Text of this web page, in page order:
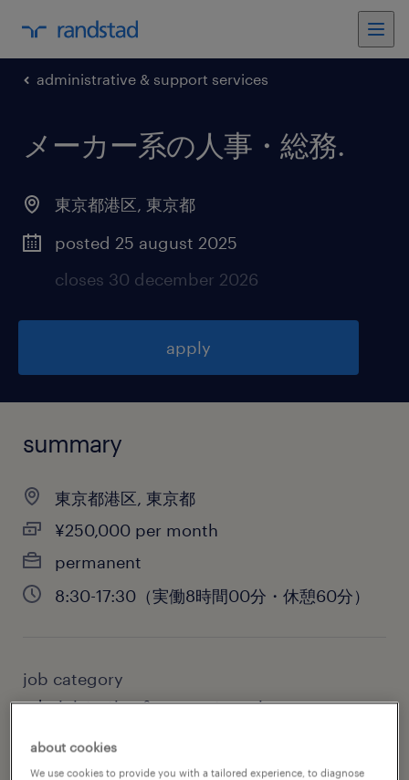
administrative & support services
メーカー系の人事・総務.
東京都港区, 東京都
posted 25 august 2025
closes 30 december 2026
apply
summary
東京都港区, 東京都
¥250,000 per month
permanent
8:30-17:30（実働8時間00分・休憩60分）
job category
administrative & support services
about cookies
We use cookies to provide you with a tailored experience, to diagnose